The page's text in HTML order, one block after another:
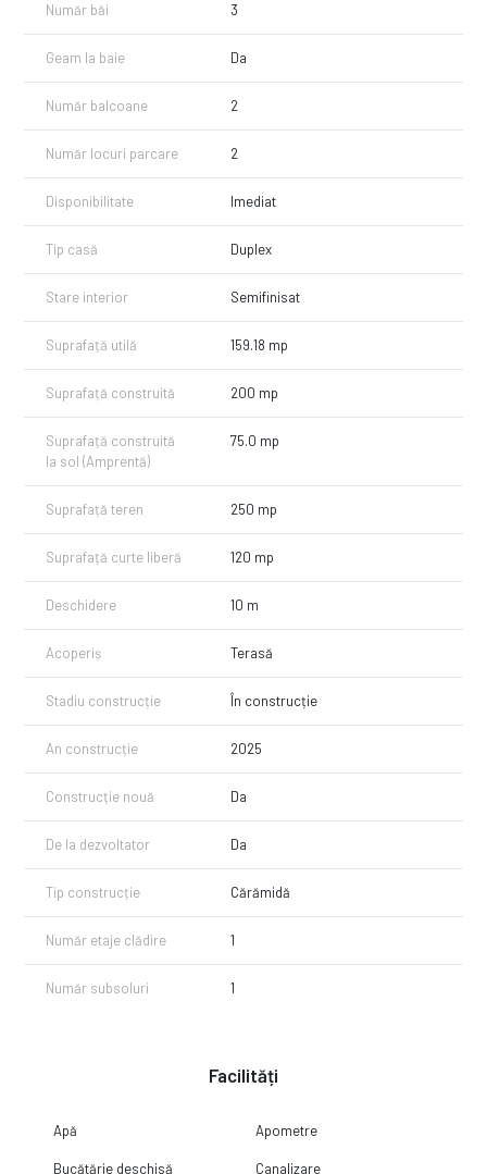
față a curții.
Casa se vinde la stadiul de finisat la exterior și semifinisat la interior,
având următoarele dotări:
— Centrală termică proprie
— Încălzire prin pardoseală
— Geamuri tripan
— Pereți gletuiți
— Instalații electrice și sanitare trase pe poziție
Prețul afișat nu este purtator de TVA.
Număr băi 3
Geam la baie Da
Număr balcoane 2
Număr locuri parcare 2
Disponibilitate Imediat
Tip casă Duplex
Stare interior Semifinisat
Suprafață utilă 159.18 mp
Suprafață construită 200 mp
Suprafață construită
la sol (Amprentă)
75.0 mp
Suprafață teren 250 mp
Suprafață curte liberă 120 mp
Deschidere 10 m
Acoperiș Terasă
Stadiu construcție În construcție
An construcție 2025
Construcție nouă Da
De la dezvoltator Da
Tip construcție Cărămidă
Număr etaje clădire 1
Număr subsoluri 1
Facilități
Apă Apometre
Bucătărie deschisă Canalizare